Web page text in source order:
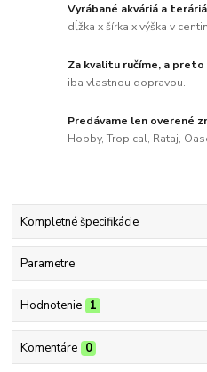
Vyrábané akváriá a
dĺžka x šírka x výška v
Za kvalitu ručíme, a
iba vlastnou dopravou.
Predávame len overené
Hobby, Tropical, Rataj,
Kompletné špecifikácie
Parametre
Hodnotenie 1
Komentáre 0